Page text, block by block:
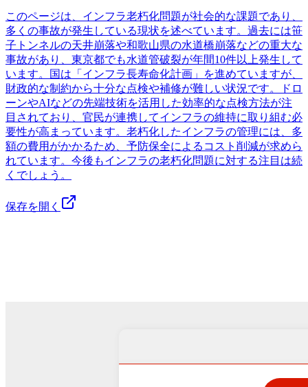
このページは、インフラ老朽化問題が社会的な課題であり、
多くの事故が発生している現状を述べています。過去には笹
子トンネルの天井崩落や和歌山県の水道橋崩落などの重大な
事故があり、東京都でも水道管破裂が年間10件以上発生して
います。国は「インフラ長寿命化計画」を進めていますが、
財政的な制約から十分な点検や補修が難しい状況です。ドロ
ーンやAIなどの先端技術を活用した効率的な点検方法が注
目されており、官民が連携してインフラの維持に取り組む必
要性が高まっています。老朽化したインフラの管理には、多
額の費用がかかるため、予防保全によるコスト削減が求めら
れています。今後もインフラの老朽化問題に対する注目は続
くでしょう。
保存を開く